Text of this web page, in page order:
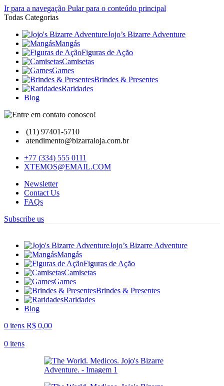
Ir para a navegação Pular para o conteúdo principal
Todas Categorias
Jojo’s Bizarre Adventure
Mangás
Figuras de Ação
Camisetas
Games
Brindes & Presentes
Raridades
Blog
(11) 97401-5710
atendimento@bizarraloja.com.br
+77 (334) 555 0111
XTEMOS@EMAIL.COM
Newsletter
Contact Us
FAQs
Subscribe us
Jojo’s Bizarre Adventure
Mangás
Figuras de Ação
Camisetas
Games
Brindes & Presentes
Raridades
Blog
0 itens R$ 0,00
0 itens